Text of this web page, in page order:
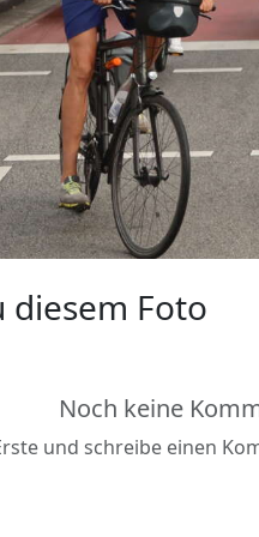
diesem Foto
Noch keine
und schreibe einen